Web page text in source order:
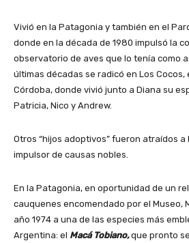
Vivió en la Patagonia y también en el
donde en la década de 1980 impulsó la
observatorio de aves que lo tenía como
últimas décadas se radicó en Los Cocos,
Córdoba, donde vivió junto a Diana su
Patricia, Nico y Andrew.
Otros “hijos adoptivos” fueron atraídos
impulsor de causas nobles.
En la Patagonia, en oportunidad de un
cauquenes encomendado por el Museo,
año 1974 a una de las especies más
Argentina: el Macá Tobiano, que pronto